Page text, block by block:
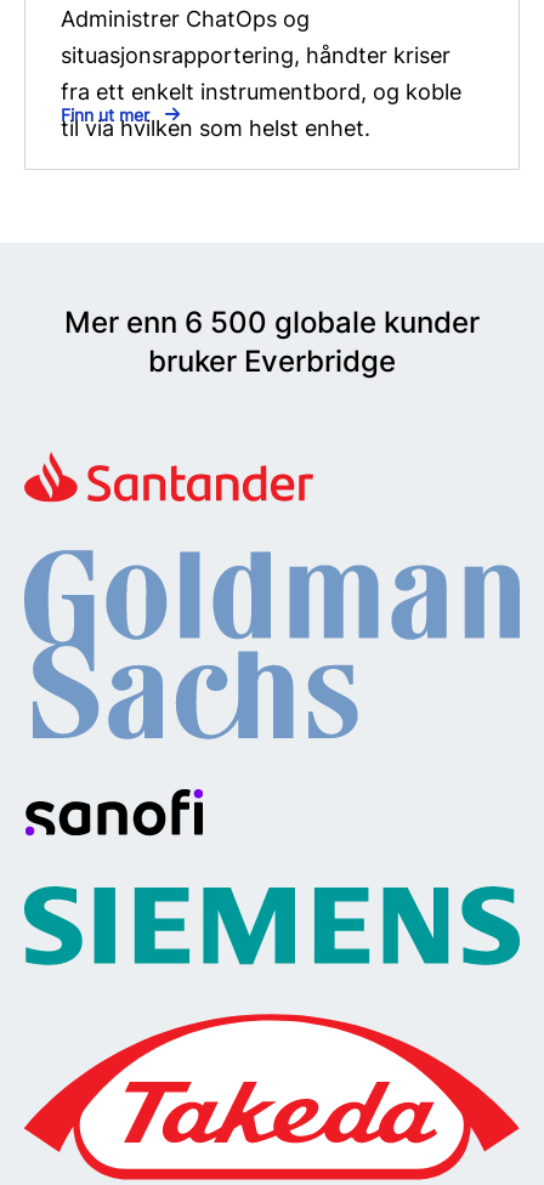
Administrer ChatOps og
situasjonsrapportering, håndter kriser
fra ett enkelt instrumentbord, og koble
til via hvilken som helst enhet.
Finn ut mer
Mer enn 6 500 globale kunder
bruker Everbridge